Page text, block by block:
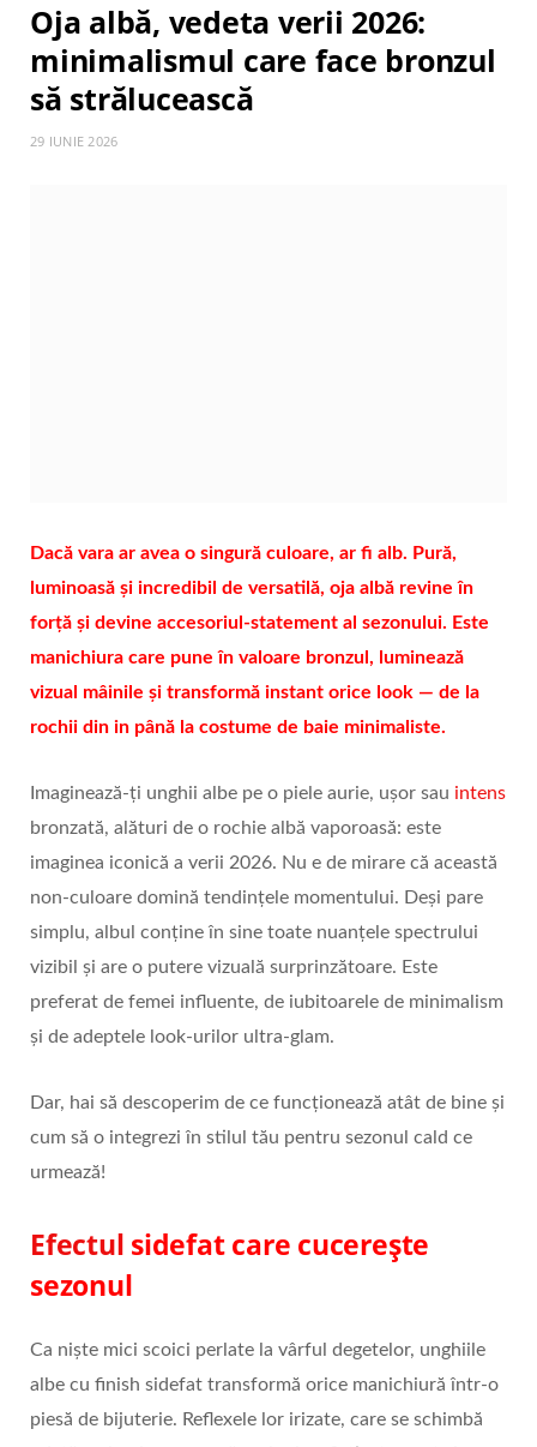
Oja albă, vedeta verii 2026:
minimalismul care face bronzul
să strălucească
29 IUNIE 2026
Dacă vara ar avea o singură culoare, ar fi alb. Pură,
luminoasă și incredibil de versatilă, oja albă revine în
forță și devine accesoriul‑statement al sezonului. Este
manichiura care pune în valoare bronzul, luminează
vizual mâinile și transformă instant orice look — de la
rochii din in până la costume de baie minimaliste.
Imaginează-ți unghii albe pe o piele aurie, ușor sau intens
bronzată, alături de o rochie albă vaporoasă: este
imaginea iconică a verii 2026. Nu e de mirare că această
non‑culoare domină tendințele momentului. Deși pare
simplu, albul conține în sine toate nuanțele spectrului
vizibil și are o putere vizuală surprinzătoare. Este
preferat de femei influente, de iubitoarele de minimalism
și de adeptele look‑urilor ultra‑glam.
Dar, hai să descoperim de ce funcționează atât de bine și
cum să o integrezi în stilul tău pentru sezonul cald ce
urmează!
Efectul sidefat care cucerește
sezonul
Ca niște mici scoici perlate la vârful degetelor, unghiile
albe cu finish sidefat transformă orice manichiură într-o
piesă de bijuterie. Reflexele lor irizate, care se schimbă